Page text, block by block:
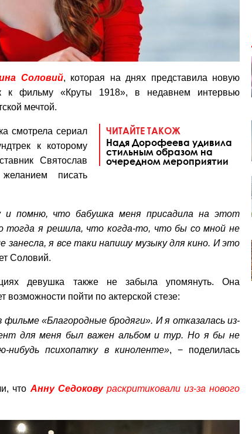
Соловий, которая на днях представила новую
к фильму «Круты 1918», в недавнем интервью
мечтой.
ЧИТАЙТЕ ТАКОЖ
Надя Дорофеева удивила
стильным образом на
очередном мероприятии
смотрела сериал
к которому
Святослав
писать
и помню, что бабушка меня присадила на этот
тогда я решила, что когда-то, что бы со мной не
занесла, я все таки напишу музыку для кино. И это
Соловий.
девушка также не забыла упомянуть. Она
возможности пойти по актерской стезе:
«Благородные бродяги». И я отказалась из-
для меня был важен альбом и тур. Но я бы не
нибудь психопатку в киноленте», − поделилась
что Анну Седоковураскритиковали из-за нового